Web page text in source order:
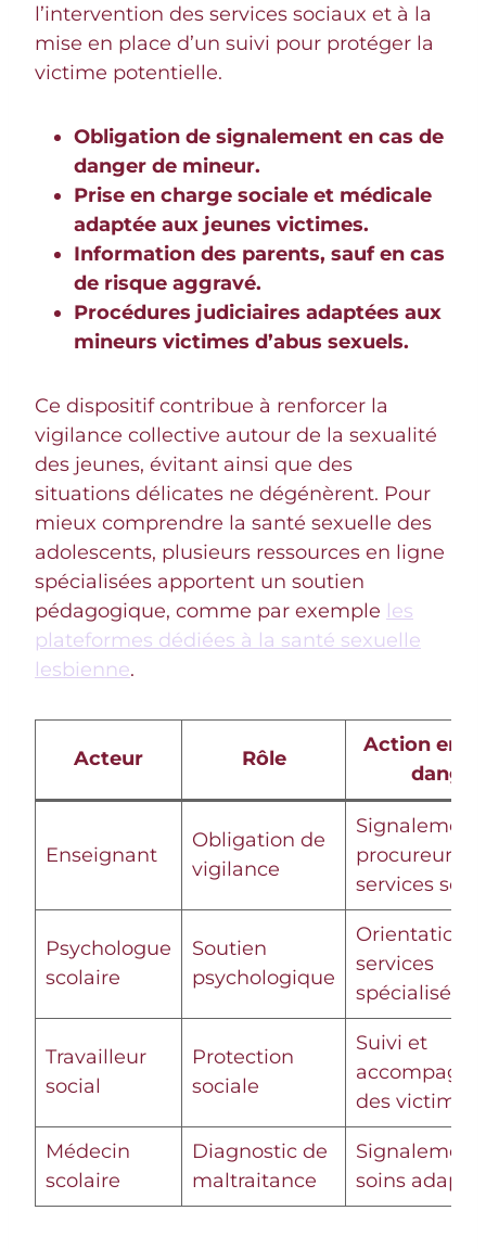
l’intervention des services sociaux et à la
mise en place d’un suivi pour protéger la
victime potentielle.
Obligation de signalement en cas de
danger de mineur.
Prise en charge sociale et médicale
adaptée aux jeunes victimes.
Information des parents, sauf en cas
de risque aggravé.
Procédures judiciaires adaptées aux
mineurs victimes d’abus sexuels.
Ce dispositif contribue à renforcer la
vigilance collective autour de la sexualité
des jeunes, évitant ainsi que des
situations délicates ne dégénèrent. Pour
mieux comprendre la santé sexuelle des
adolescents, plusieurs ressources en ligne
spécialisées apportent un soutien
pédagogique, comme par exemple les
plateformes dédiées à la santé sexuelle
lesbienne.
Acteur Rôle
Action en
danger
Enseignant
Obligation de
vigilance
Signalement
procureur
services
Psychologue
scolaire
Soutien
psychologique
Orientation
services
spécialisés
Travailleur
social
Protection
sociale
Suivi et
des victimes
Médecin
scolaire
Diagnostic de
maltraitance
Signalement
soins